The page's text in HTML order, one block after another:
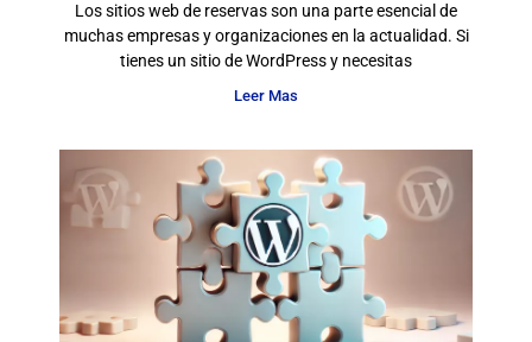
Los sitios web de reservas son una parte esencial de
muchas empresas y organizaciones en la actualidad. Si
tienes un sitio de WordPress y necesitas
Leer Mas